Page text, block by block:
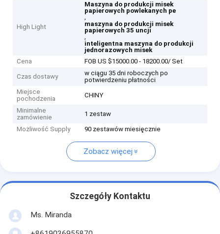
High Light
Maszyna do produkcji misek
papierowych powlekanych pe
,
maszyna do produkcji misek
papierowych 35 uncji
,
inteligentna maszyna do produkcji
jednorazowych misek
Cena
FOB US $15000.00 - 18200.00/ Set
Czas dostawy
w ciągu 35 dni roboczych po
potwierdzeniu płatności
Miejsce
pochodzenia
CHINY
Minimalne
zamówienie
1 zestaw
Możliwość Supply 90 zestawów miesięcznie
Zobacz więcej
Szczegóły Kontaktu
Ms. Miranda